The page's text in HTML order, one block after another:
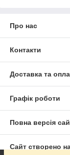
Про нас
Контакти
Доставка та
Графік роботи
Повна версія
Сайт створено